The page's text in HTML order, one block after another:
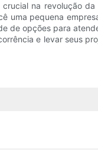
na revolução
uma pequena
opções para
e levar seus